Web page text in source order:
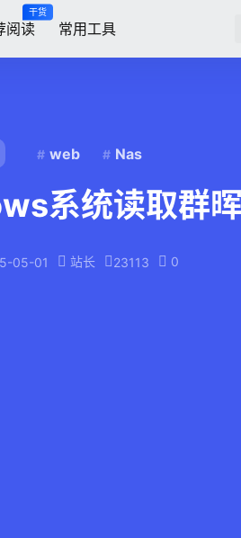
阅读
干货
常用工具
web Nas
系统读取群
05-01 站长 23113 0